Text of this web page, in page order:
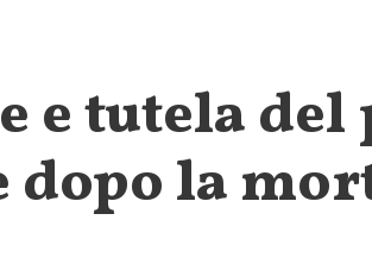
e tutela
dopo la